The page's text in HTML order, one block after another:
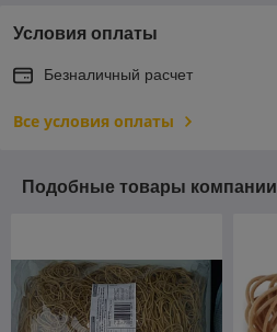
Условия оплаты
Безналичный расчет
Все условия оплаты
Подобные товары компании